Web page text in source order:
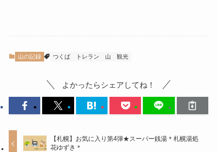
山の記録 つくば トレラン 山 観光
よかったらシェアしてね！
【札幌】お気に入り第4弾★スーパー銭湯＊札幌湯処
花ゆずき＊